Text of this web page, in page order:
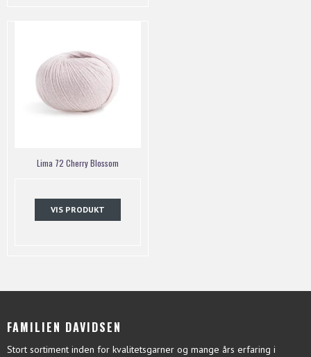
Lima 72 Cherry Blossom
VIS PRODUKT
FAMILIEN DAVIDSEN
Stort sortiment inden for kvalitetsgarner og mange års erfaring i